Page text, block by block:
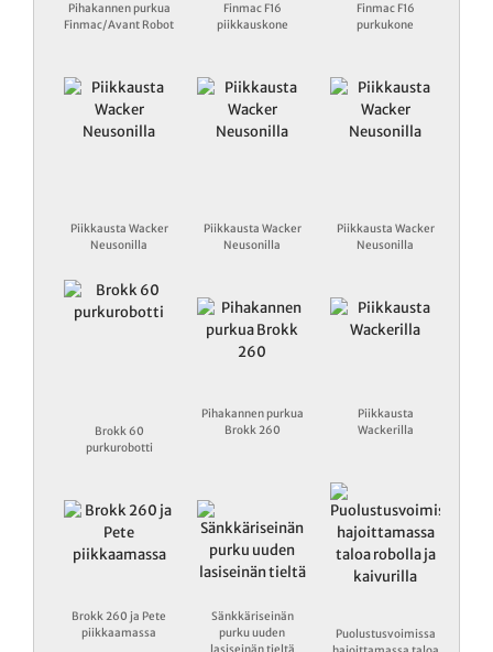
Pihakannen purkua
Finmac/Avant Robot
Finmac F16
piikkauskone
Finmac F16
purkukone
Piikkausta Wacker
Neusonilla
Piikkausta Wacker
Neusonilla
Piikkausta Wacker
Neusonilla
Brokk 60
purkurobotti
Pihakannen purkua
Brokk 260
Piikkausta
Wackerilla
Brokk 260 ja Pete
piikkaamassa
Sänkkäriseinän
purku uuden
Puolustusvoimissa